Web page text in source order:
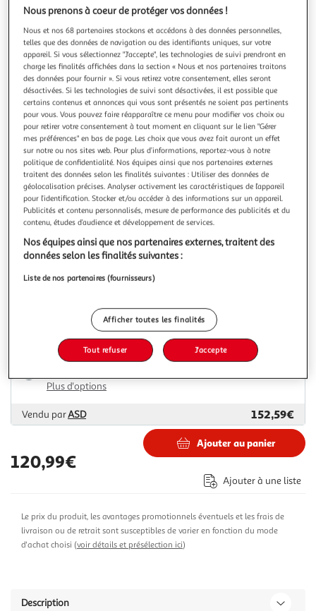
précédentesuivante
Livraison offerte
VIDAXL
Tables gigognes 3 pcs Bois solide de manguier
Cet ensemble de 3 tables gigognes de style antique est un
accessoire intemporel pour votre maison. Elles peuvent etre
utilisees comme tables d'appoint, tables basses, supports
de lampes / de plantes, etc. En outre, elles peuvent servir
de tables de chevet uniques dans votre chambre a coucher.
Etant
En savoir +
Vendu par VidaXL
Livraison dès 4/5 jours
Livraison offerte
Plus d'options
Vendu parVidaXL 120,99€
Livraison dès 5/6 jours
4,99€
Multishop
Livraison dès 1/2 semaines
Plus d'options
Vendu parASD 152,59€
120,99€
Ajouter au panier
Ajouter à une liste
Le prix du produit, les avantages promotionnels éventuels et les frais de
livraison ou de retrait sont susceptibles de varier en fonction du mode
d'achat choisi (voir détails et présélection ici)
Description
Nous prenons à coeur de protéger vos données !
Nous et nos 68 partenaires stockons et accédons à des données personnelles,
telles que des données de navigation ou des identifiants uniques, sur votre
appareil. Si vous sélectionnez "J'accepte", les technologies de suivi prendront en
charge les finalités affichées dans la section « Nous et nos partenaires traitons
des données pour fournir ». Si vous retirez votre consentement, elles seront
désactivées. Si les technologies de suivi sont désactivées, il est possible que
certains contenus et annonces qui vous sont présentés ne soient pas pertinents
pour vous. Vous pouvez faire réapparaître ce menu pour modifier vos choix ou
pour retirer votre consentement à tout moment en cliquant sur le lien "Gérer
mes préférences" en bas de page. Les choix que vous avez fait auront un effet
sur notre ou nos sites web. Pour plus d’informations, reportez-vous à notre
politique de confidentialité. Nos équipes ainsi que nos partenaires externes
traitent des données selon les finalités suivantes : Utiliser des données de
géolocalisation précises. Analyser activement les caractéristiques de l’appareil
pour l’identification. Stocker et/ou accéder à des informations sur un appareil.
Publicités et contenu personnalisés, mesure de performance des publicités et du
contenu, études d’audience et développement de services.
Nos équipes ainsi que nos partenaires externes, traitent des
données selon les finalités suivantes :
Liste de nos partenaires (fournisseurs)
Afficher toutes les finalités
Tout refuser J'accepte